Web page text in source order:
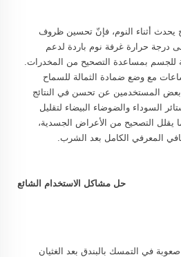
يحدث أثناء النوم، فإنّ تحسين ظروف
درجة حرارة غرفة نوم باردة لدعم
للجسم بمساعدة التصحيح من المخدرات.
أن تنام على الأقل 6-7 ساعات مع وضع ضمادة الثمالة للسماح
بعض المستخدمين عن تحسن في النتائج
السوداء والضوضاء البيضاء لتقليل
يقلل التصحيح من الأعراض الجسدية،
المعرفي الكامل بعد الشرب.
حل مشاكل الاستخدام الشائع
في التمسك بالبندق بعد الغثيان